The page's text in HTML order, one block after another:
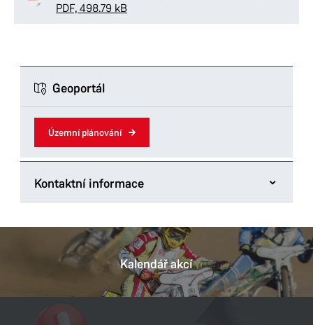
PDF, 498.79 kB
Geoportál
Územní plánování
Kontaktní informace
Štrossova 44
53021 Pardubice
E-mail: ivana.cervena@mmp.cz
Kalendář akcí